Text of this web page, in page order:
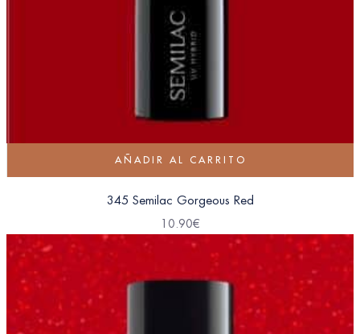
AÑADIR AL CARRITO
345 Semilac Gorgeous Red
10.90€